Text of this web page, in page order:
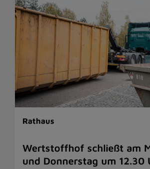
Rathaus
Wertstoffhof schließt am
und Donnerstag um 12.30